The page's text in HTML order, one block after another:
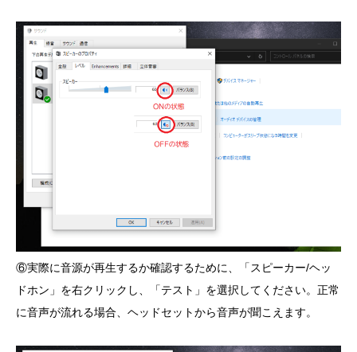
⑥実際に音源が再生するか確認するために、「スピーカー/ヘッ
ドホン」を右クリックし、「テスト」を選択してください。正常
に音声が流れる場合、ヘッドセットから音声が聞こえます。